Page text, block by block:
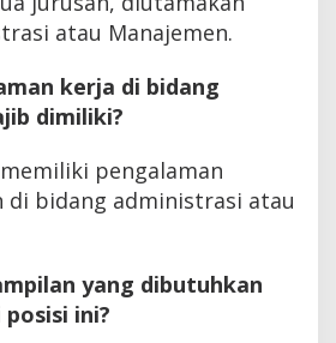
atau Manajemen.
kerja di bidang
dimiliki?
pengalaman
di bidang administrasi atau
yang dibutuhkan
ini?